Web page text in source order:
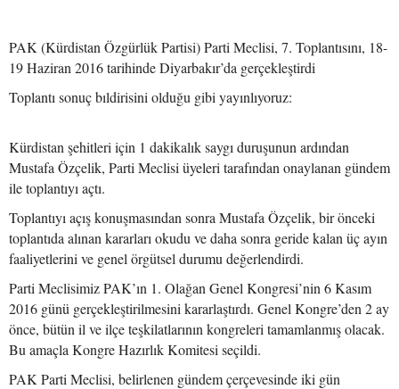
PAK (Kürdistan Özgürlük Partisi) Parti Meclisi, 7. Toplantısını, 18-
19 Haziran 2016 tarihinde Diyarbakır’da gerçekleştirdi
Toplantı sonuç bıldirisini olduğu gibi yayınlıyoruz:
Kürdistan şehitleri için 1 dakikalık saygı duruşunun ardından
Mustafa Özçelik, Parti Meclisi üyeleri tarafından onaylanan gündem
ile toplantıyı açtı.
Toplantıyı açış konuşmasından sonra Mustafa Özçelik, bir önceki
toplantıda alınan kararları okudu ve daha sonra geride kalan üç ayın
faaliyetlerini ve genel örgütsel durumu değerlendirdi.
Parti Meclisimiz PAK’ın 1. Olağan Genel Kongresi’nin 6 Kasım
2016 günü gerçekleştirilmesini kararlaştırdı. Genel Kongre’den 2 ay
önce, bütün il ve ilçe teşkilatlarının kongreleri tamamlanmış olacak.
Bu amaçla Kongre Hazırlık Komitesi seçildi.
PAK Parti Meclisi, belirlenen gündem çerçevesinde iki gün